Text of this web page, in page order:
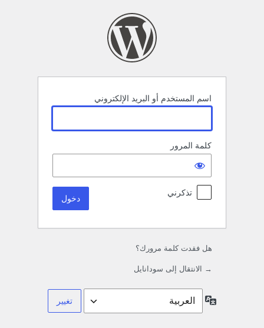
اسم المستخدم أو البريد الإلكتروني
كلمة المرور
تذكرني
هل فقدت كلمة مرورك؟
→ الانتقال إلى سودانايل
اللغة